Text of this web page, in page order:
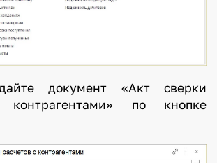
документ «Акт сверки
по кнопке